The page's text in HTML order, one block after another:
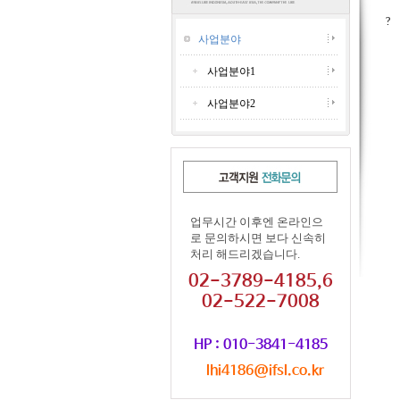
사업분야
사업분야1
사업분야2
업무시간 이후엔 온라인으
로 문의하시면 보다 신속히
처리 해드리겠습니다.
02-3789-4185,6
02-522-7008
HP : 010-3841-4185
lhi4186@ifsl.co.kr
?